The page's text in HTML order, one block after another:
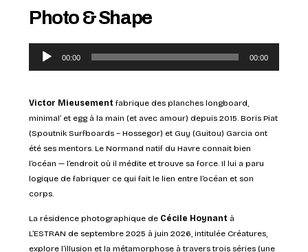
Photo & Shape
Lecteur
00:00 00:00
Victor Mieusement fabrique des planches longboard,
minimal’ et egg à la main (et avec amour) depuis 2015. Boris Piat
(Spoutnik Surfboards – Hossegor) et Guy (Guitou) Garcia ont
été ses mentors. Le Normand natif du Havre connait bien
l’océan — l’endroit où il médite et trouve sa force. Il lui a paru
logique de fabriquer ce qui fait le lien entre l’océan et son
corps.
La résidence photographique de Cécile Hoynant à
L’ESTRAN de septembre 2025 à juin 2026, intitulée Créatures,
explore l’illusion et la métamorphose à travers trois séries (une